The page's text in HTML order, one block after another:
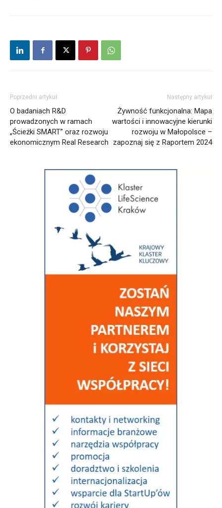
Poprzedni artykuł
O badaniach R&D
prowadzonych w ramach
„Ścieżki SMART” oraz rozwoju
ekonomicznym Real Research
Następny artykuł
Żywność funkcjonalna: Mapa
wartości i innowacyjne kierunki
rozwoju w Małopolsce –
zapoznaj się z Raportem 2024